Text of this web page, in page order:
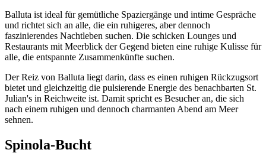
Balluta ist ideal für gemütliche Spaziergänge und intime Gespräche
und richtet sich an alle, die ein ruhigeres, aber dennoch
faszinierendes Nachtleben suchen. Die schicken Lounges und
Restaurants mit Meerblick der Gegend bieten eine ruhige Kulisse für
alle, die entspannte Zusammenkünfte suchen.
Der Reiz von Balluta liegt darin, dass es einen ruhigen Rückzugsort
bietet und gleichzeitig die pulsierende Energie des benachbarten St.
Julian's in Reichweite ist. Damit spricht es Besucher an, die sich
nach einem ruhigen und dennoch charmanten Abend am Meer
sehnen.
Spinola-Bucht